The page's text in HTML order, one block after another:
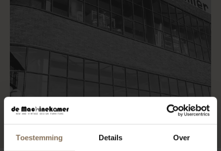
Toestemming Details Over